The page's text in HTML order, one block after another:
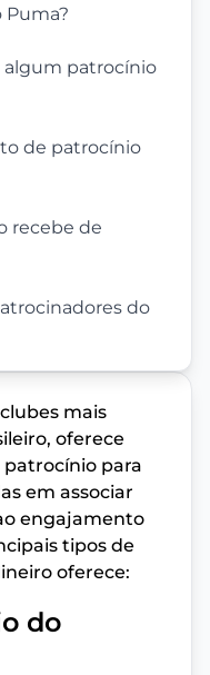
Puma?
algum patrocínio
de patrocínio
recebe de
do
mais
oferece
para
em associar
engajamento
tipos de
oferece:
do